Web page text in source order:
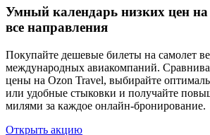
Умный календарь низких цен
все направления
Покупайте дешевые билеты на самолет
международных авиакомпаний.
цены на Ozon Travel, выбирайте
или удобные стыковки и получайте
милями за каждое онлайн-бронирование.
Открыть акцию